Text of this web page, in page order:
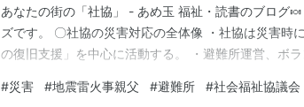
あなたの街の「社協」 - あめ玉 福祉・読書のブログ
ズです。 〇社協の災害対応の全体像 ・社協は災害時
の復旧支援」を中心に活動する。 ・避難所運営、ボ
割が強化されている。 〇被災者の生活支援（福祉的
#災害 #地震雷火事親父 #避難所 #社会福祉協議会